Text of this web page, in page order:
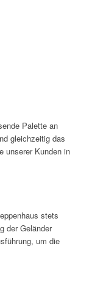
Palette an
gleichzeitig das
unserer Kunden in
stets
der Geländer
um die